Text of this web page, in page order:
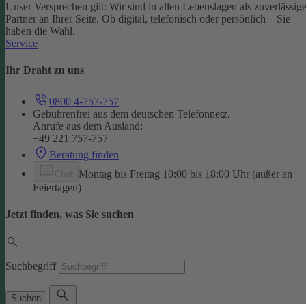
Unser Versprechen gilt: Wir sind in allen Lebenslagen als
Partner an Ihrer Seite. Ob digital, telefonisch oder persönlich – Sie
haben die Wahl.
Service
Ihr Draht zu uns
0800 4-757-757
Gebührenfrei aus dem deutschen Telefonnetz.
Anrufe aus dem Ausland:
+49 221 757-757
Beratung finden
Montag bis Freitag 10:00 bis 18:00 Uhr (außer an
Feiertagen)
Jetzt finden, was Sie suchen
Suchbegriff
Suchen